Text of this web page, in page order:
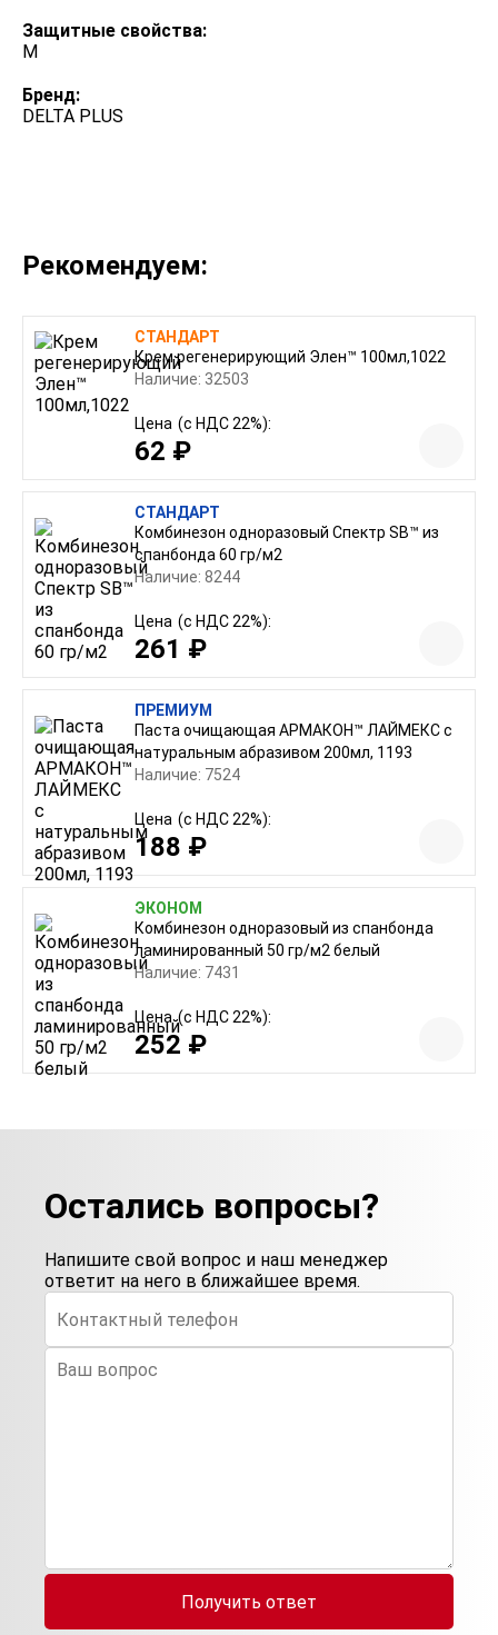
Защитные свойства:
М
Бренд:
DELTA PLUS
Рекомендуем:
СТАНДАРТ
Крем регенерирующий Элен™ 100мл,1022
Наличие: 32503
Цена (с НДС 22%):
62 ₽
СТАНДАРТ
Комбинезон одноразовый Спектр SB™ из
спанбонда 60 гр/м2
Наличие: 8244
Цена (с НДС 22%):
261 ₽
ПРЕМИУМ
Паста очищающая АРМАКОН™ ЛАЙМЕКС с
натуральным абразивом 200мл, 1193
Наличие: 7524
Цена (с НДС 22%):
188 ₽
ЭКОНОМ
Комбинезон одноразовый из спанбонда
ламинированный 50 гр/м2 белый
Наличие: 7431
Цена (с НДС 22%):
252 ₽
Остались вопросы?
Напишите свой вопрос и наш менеджер
ответит на него в ближайшее время.
Получить ответ